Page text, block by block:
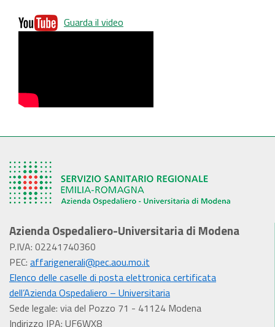
Guarda il video
Azienda Ospedaliero-Universitaria di Modena
P.IVA: 02241740360
PEC: affarigenerali@pec.aou.mo.it
Elenco delle caselle di posta elettronica certificata
dell’Azienda Ospedaliero – Universitaria
Sede legale: via del Pozzo 71 - 41124 Modena
Indirizzo IPA: UF6WX8